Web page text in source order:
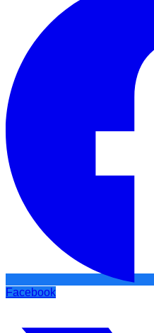
Facebook